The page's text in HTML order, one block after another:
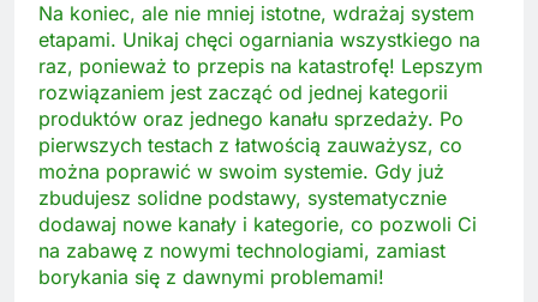
Na koniec, ale nie mniej istotne, wdrażaj system
etapami. Unikaj chęci ogarniania wszystkiego na
raz, ponieważ to przepis na katastrofę! Lepszym
rozwiązaniem jest zacząć od jednej kategorii
produktów oraz jednego kanału sprzedaży. Po
pierwszych testach z łatwością zauważysz, co
można poprawić w swoim systemie. Gdy już
zbudujesz solidne podstawy, systematycznie
dodawaj nowe kanały i kategorie, co pozwoli Ci
na zabawę z nowymi technologiami, zamiast
borykania się z dawnymi problemami!